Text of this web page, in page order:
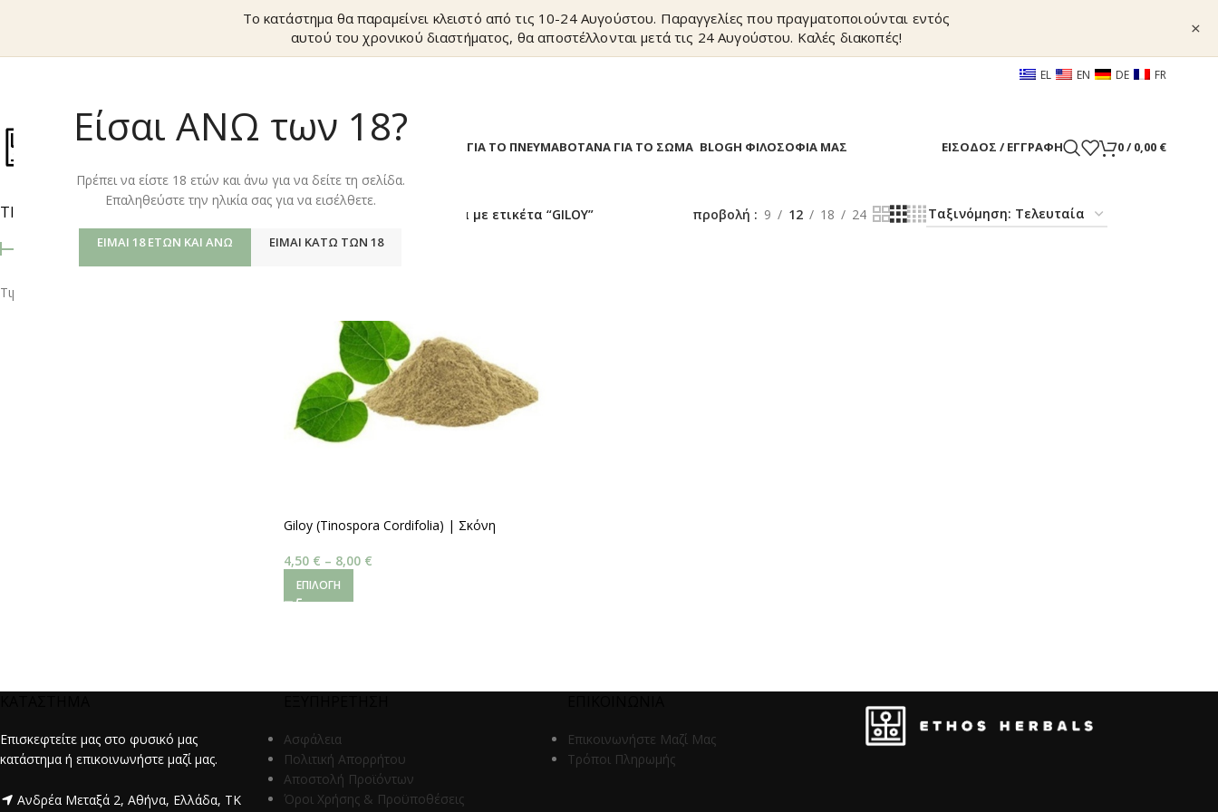
Είσαι ΑΝΩ των 18?
Πρέπει να είστε 18 ετών και άνω για να δείτε τη σελίδα.
Επαληθεύστε την ηλικία σας για να εισέλθετε.
ΕΊΜΑΙ 18 ΕΤΏΝ ΚΑΙ ΆΝΩ ΕΊΜΑΙ ΚΆΤΩ ΤΩΝ 18
Το κατάστημα θα παραμείνει κλειστό από τις 10-24 Αυγούστου. Παραγγελίες που πραγματοποιούνται εντός
αυτού του χρονικού διαστήματος, θα αποστέλλονται μετά τις 24 Αυγούστου. Καλές διακοπές!
×
EL EN DE FR
ΒΟΤΑΝΑ ΓΙΑ ΤΟ ΠΝΕΥΜΑΒΟΤΑΝΑ ΓΙΑ ΤΟ ΣΩΜΑ BLOGΗ ΦΙΛΟΣΟΦΙΑ ΜΑΣ ΕΊΣΟΔΟΣ / ΕΓΓΡΑΦΉ 0/ 0,00 €
ΤΙΜΉ
Τιμή:
Προϊόντα με ετικέτα “GILOY” προβολή 9 12 18 24
Giloy (Tinospora Cordifolia) | Σκόνη
4,50 € – 8,00 €
ΕΠΙΛΟΓΉ
Επισκεφτείτε μας στο φυσικό μας
κατάστημα ή επικοινωνήστε μαζί μας.
Ανδρέα Μεταξά 2, Αθήνα, Ελλάδα, ΤΚ
Ασφάλεια
Πολιτική Απορρήτου
Αποστολή Προϊόντων
Όροι Χρήσης & Προϋποθέσεις
Επικοινωνήστε Μαζί Μας
Τρόποι Πληρωμής